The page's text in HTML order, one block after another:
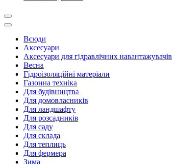
Всюди
Аксесуари
Аксесуари для гідравлічних навантажувачів
Весна
Гідроізоляційні матеріали
Газонна техніка
Для будівництва
Для домовласників
Для ландшафту
Для розсадників
Для саду
Для склада
Для теплиць
Для фермера
Зима